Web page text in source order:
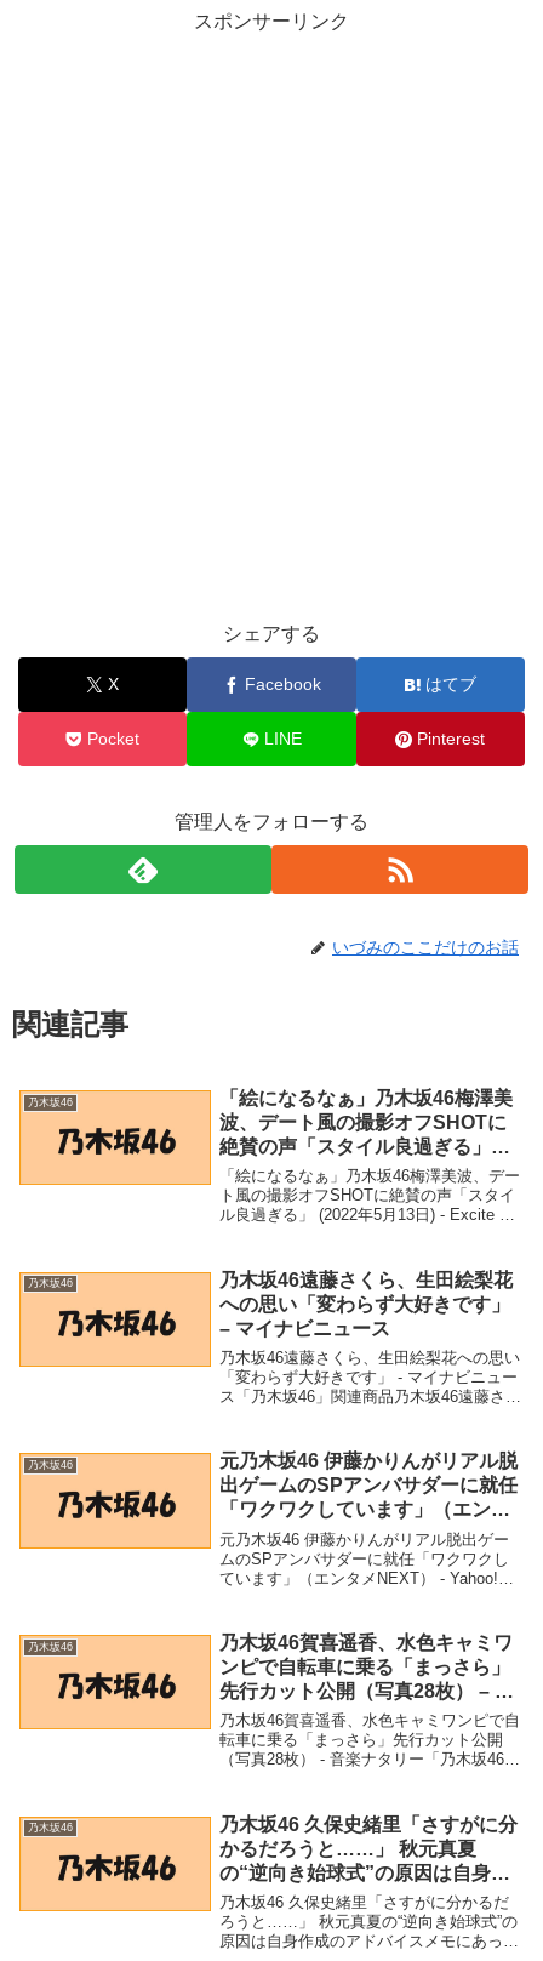
スポンサーリンク
シェアする
X Facebook はてブ
Pocket LINE Pinterest
管理人をフォローする
いづみのここだけのお話
関連記事
乃木坂46
「絵になるなぁ」乃木坂46梅澤美
波、デート風の撮影オフSHOTに
絶賛の声「スタイル良過ぎる」
(2022年5月13日) – Excite Bit コネ
タ
「絵になるなぁ」乃木坂46梅澤美波、デー
ト風の撮影オフSHOTに絶賛の声「スタイ
ル良過ぎる」 (2022年5月13日) - Excite Bit
フSHOTに絶...
乃木坂46
乃木坂46遠藤さくら、生田絵梨花
への思い「変わらず大好きです」
– マイナビニュース
乃木坂46遠藤さくら、生田絵梨花への思い
「変わらず大好きです」 - マイナビニュー
ス「乃木坂46」関連商品乃木坂46遠藤さく
さくら、生田絵梨花への思い「変わら...
乃木坂46
元乃木坂46 伊藤かりんがリアル脱
出ゲームのSPアンバサダーに就任
「ワクワクしています」（エンタ
メNEXT） – Yahoo!ニュース –
Yahoo!ニュース
元乃木坂46 伊藤かりんがリアル脱出ゲー
ムのSPアンバサダーに就任「ワクワクし
ています」（エンタメNEXT） - Yahoo!ニ
ゲームのSPアンバサダ...
乃木坂46
乃木坂46賀喜遥香、水色キャミワ
ンピで自転車に乗る「まっさら」
先行カット公開（写真28枚） – 音
楽ナタリー
乃木坂46賀喜遥香、水色キャミワンピで自
転車に乗る「まっさら」先行カット公開
（写真28枚） - 音楽ナタリー「乃木坂46」
ト公開（写真28枚） - 音楽ナタリー ...
乃木坂46
乃木坂46 久保史緒里「さすがに分
かるだろうと……」 秋元真夏
の“逆向き始球式”の原因は自身作
成のアドバイスメモにあった盲
点？（ニッポン放送） – Yahoo!ニ
ュース – Yahoo!ニュース
乃木坂46 久保史緒里「さすがに分かるだ
ろうと……」 秋元真夏の“逆向き始球式”の
原因は自身作成のアドバイスメモにあった